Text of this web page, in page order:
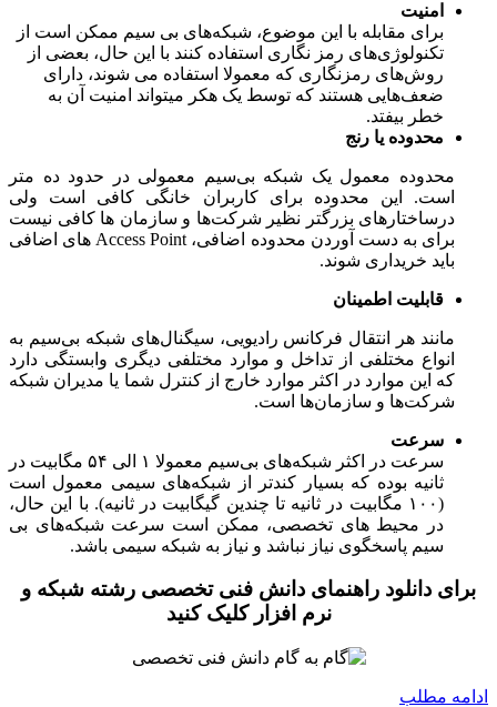
امنیت
برای مقابله با این موضوع، شبکه‌های بی سیم ممکن است از
تکنولوژی‌های رمز نگاری استفاده کنند با این حال، بعضی از
روش‌های رمزنگاری که معمولا استفاده می شوند، دارای
ضعف‌هایی هستند که توسط یک هکر میتواند امنیت آن به
خطر بیفتد.
محدوده یا رنج
محدوده معمول یک شبکه بی‌سیم معمولی در حدود ده متر
است. این محدوده برای کاربران خانگی کافی است ولی
درساختارهای بزرگتر نظیر شرکت‌ها و سازمان ها کافی نیست
برای به دست آوردن محدوده اضافی، Access Point های اضافی
باید خریداری شوند.
قابلیت اطمینان
مانند هر انتقال فرکانس رادیویی، سیگنال­‌های شبکه بی­‌سیم به
انواع مختلفی از تداخل و موارد مختلفی دیگری وابستگی دارد
که این موارد در اکثر موارد خارج از کنترل شما یا مدیران شبکه
شرکت­‌ها و سازمان­‌ها است.
سرعت
سرعت در اکثر شبکه­‌های بی‌سیم معمولا ۱ الی ۵۴ مگابیت در
ثانیه بوده که بسیار کندتر از شبکه‌های سیمی معمول است
(۱۰۰ مگابیت در ثانیه تا چندین گیگابیت در ثانیه). با این حال،
در محیط های تخصصی، ممکن است سرعت شبکه‌های بی
سیم پاسخگوی نیاز نباشد و نیاز به شبکه سیمی باشد.
برای دانلود راهنمای دانش فنی تخصصی رشته شبکه و
نرم افزار کلیک کنید
ادامه مطلب